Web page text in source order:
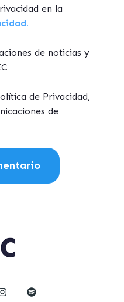
en la
de noticias y
de Privacidad,
de